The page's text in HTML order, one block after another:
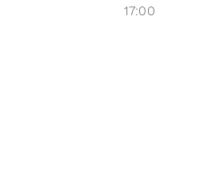
17:00